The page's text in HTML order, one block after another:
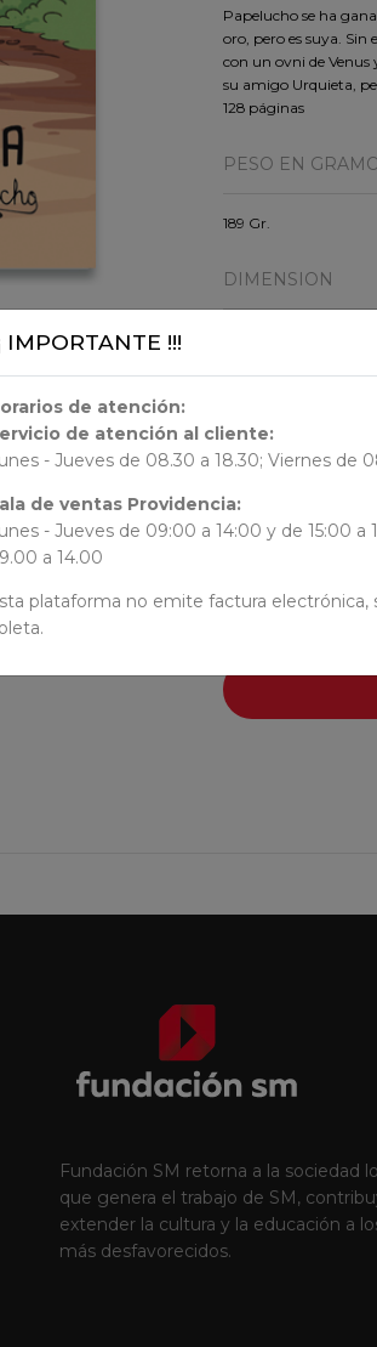
Papelucho se ha
oro, pero es suya.
con un ovni de Venus
su amigo Urquieta,
128 páginas
PESO EN
189 Gr.
DIMENSION
Marcela Paz
Fundación SM retorna a la sociedad
que genera el trabajo de SM,
extender la cultura y la educación a
más desfavorecidos.
IMPORTANTE !!!
de atención:
de atención al cliente:
- Jueves de 08.30 a 18.30; Viernes de
de ventas Providencia:
- Jueves de 09:00 a 14:00 y de 15:00 a
a 14.00
plataforma no emite factura electrónica,